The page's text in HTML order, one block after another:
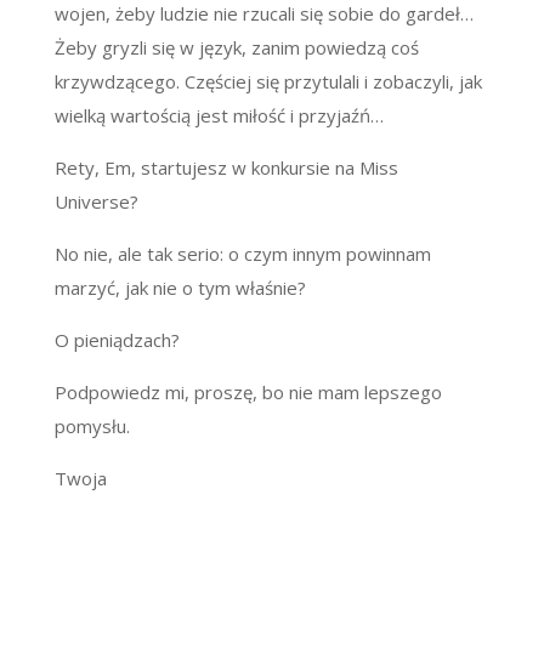
wojen, żeby ludzie nie rzucali się sobie do gardeł…
Żeby gryzli się w język, zanim powiedzą coś
krzywdzącego. Częściej się przytulali i zobaczyli, jak
wielką wartością jest miłość i przyjaźń…
Rety, Em, startujesz w konkursie na Miss
Universe?
No nie, ale tak serio: o czym innym powinnam
marzyć, jak nie o tym właśnie?
O pieniądzach?
Podpowiedz mi, proszę, bo nie mam lepszego
pomysłu.
Twoja